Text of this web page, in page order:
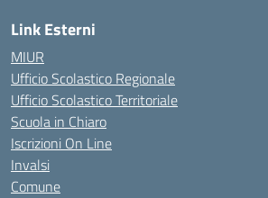
Link Esterni
MIUR
Ufficio Scolastico Regionale
Ufficio Scolastico Territoriale
Scuola in Chiaro
Iscrizioni On Line
Invalsi
Comune